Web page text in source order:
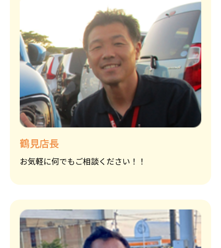
鶴見店長
お気軽に何でもご相談ください！！